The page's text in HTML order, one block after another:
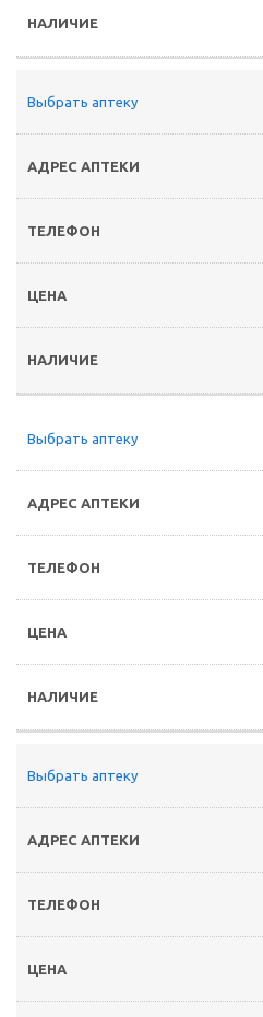
Выбрать аптеку
Выбрать аптеку
Выбрать аптеку